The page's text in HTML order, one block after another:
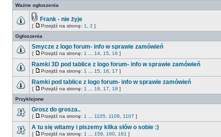
Ważne ogłoszenia
Frank - nie żyje
[ Przejdź na stronę: 1 2 ]
Ogłoszenia
Smycze z logo forum- info w sprawie zamówień
[ Przejdź na stronę: 1 14 15 16 ]
Ramki 3D pod tablice z logo forum- info w sprawie zamówień
[ Przejdź na stronę: 1 15 16 17 ]
Ramki pod tablice z logo forum- info w sprawie zamówień
[ Przejdź na stronę: 1 16 17 18 ]
Przyklejone
Grosz do grosza..
[ Przejdź na stronę: 1 1105 1106 1107 ]
A tu się witamy i piszemy kilka słów o sobie :)
[ Przejdź na stronę: 1 159 160 161 ]